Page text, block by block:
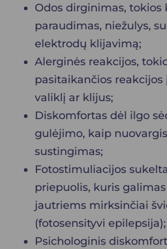
Odos dirginimas, tokios
paraudimas, niežulys,
elektrodų
Alerginės reakcijos,
pasitaikančios reakcijos
valiklį ar
Diskomfortas dėl ilgo
gulėjimo, kaip
sustingimas;
Fotostimuliacijos
priepuolis, kuris
jautriems mirksinčiai
(fotosensityvi
Psichologinis